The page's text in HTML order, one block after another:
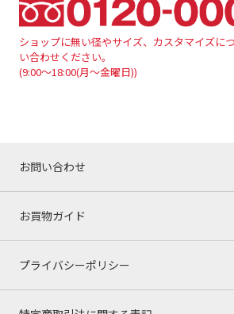
ショップに無い径やサイズ、カスタマイズに
い合わせください。
(9:00～18:00(月～金曜日))
お問い合わせ
お買物ガイド
プライバシーポリシー